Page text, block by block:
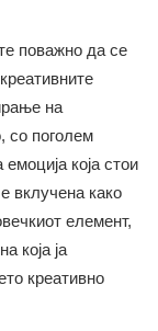
поважно да се
на
со поголем
која стои
вклучена како
елемент,
која ја
креативно